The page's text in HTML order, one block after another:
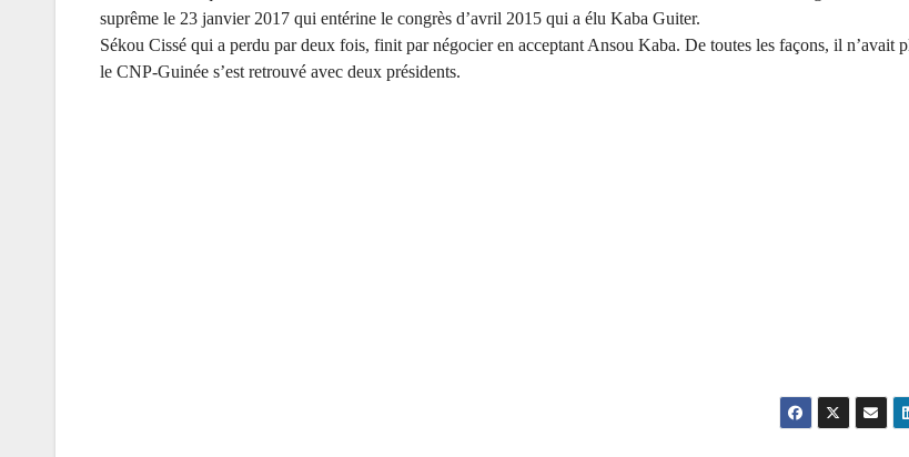
suprême le 23 janvier 2017 qui entérine le congrès d’avril 2015 qui a élu Kaba Guiter.
Sékou Cissé qui a perdu par deux fois, finit par négocier en acceptant Ansou Kaba. De toutes les façons, il n’avait
le CNP-Guinée s’est retrouvé avec deux présidents.